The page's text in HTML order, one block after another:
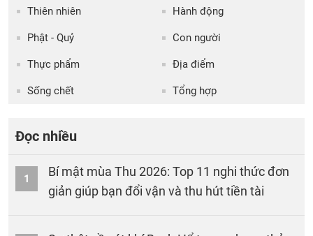
Thiên nhiên Hành động
Phật - Quỷ Con người
Thực phẩm Địa điểm
Sống chết Tổng hợp
Đọc nhiều
1
Bí mật mùa Thu 2026: Top 11 nghi thức đơn
giản giúp bạn đổi vận và thu hút tiền tài